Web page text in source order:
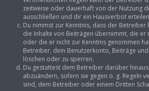
zeitweise oder dauerhaft von der Nutzung
ausschließen und dir ein Hausverbot
Du nimmst zur Kenntnis, dass der
die Inhalte von Beiträgen übernimmt, die er
oder die er nicht zur Kenntnis genommen
Betreiber, dein Benutzerkonto, Beiträge
löschen oder zu sperren.
Du gestattest dem Betreiber darüber
abzuändern, sofern sie gegen o. g. Regeln
sind, dem Betreiber oder einem Dritten